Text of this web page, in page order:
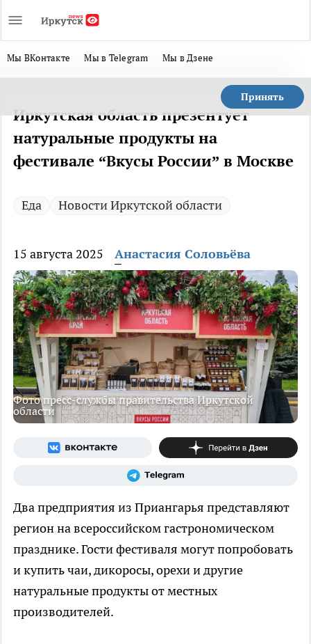
Мы ВКонтакте Мы в Telegram Мы в Дзене
Принять
Иркутская область презентует
натуральные продукты на
фестивале “Вкусы России” в Москве
Еда Новости Иркутской области
15 августа 2025 Анастасия Соловьёва
Фото пресс-службы правительства Иркутской
области
Два предприятия из Приангарья представляют
регион на всероссийском гастрономическом
празднике. Гости фестиваля могут попробовать
и купить чаи, дикоросы, орехи и другие
натуральные продукты от местных
производителей.